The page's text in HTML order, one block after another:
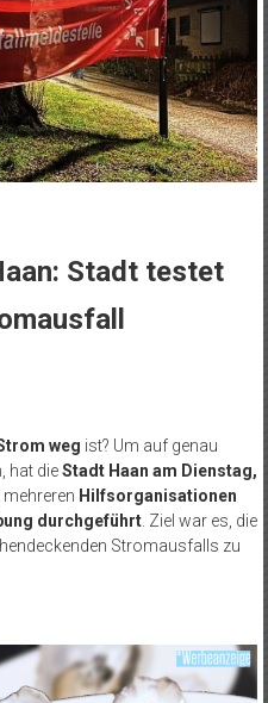
Stadt testet
weg ist? Um auf genau
hat dieStadt Haan am Dienstag,
mehreren Hilfsorganisationen
durchgeführt. Ziel war es, die
Stromausfalls zu